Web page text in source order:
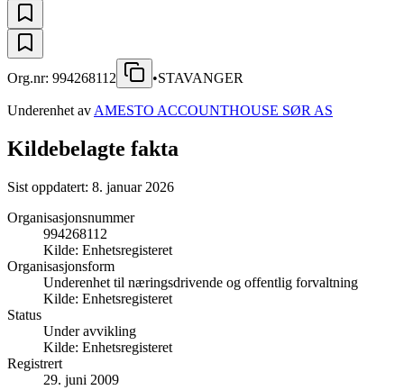
Org.nr: 994268112 •STAVANGER
Underenhet av AMESTO ACCOUNTHOUSE SØR AS
Kildebelagte fakta
Sist oppdatert: 8. januar 2026
Organisasjonsnummer
994268112
Kilde: Enhetsregisteret
Organisasjonsform
Underenhet til næringsdrivende og offentlig forvaltning
Kilde: Enhetsregisteret
Status
Under avvikling
Kilde: Enhetsregisteret
Registrert
29. juni 2009